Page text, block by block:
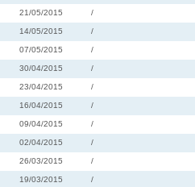
21/05/2015 /
14/05/2015 /
07/05/2015 /
30/04/2015 /
23/04/2015 /
16/04/2015 /
09/04/2015 /
02/04/2015 /
26/03/2015 /
19/03/2015 /